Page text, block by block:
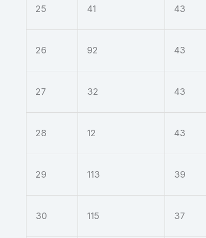
25 41 43
26 92 43
27 32 43
28 12 43
29 113 39
30 115 37